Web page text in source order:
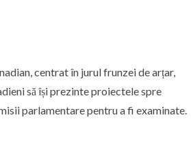
centrat în jurul frunzei de arțar,
să își prezinte proiectele spre
parlamentare pentru a fi examinate.